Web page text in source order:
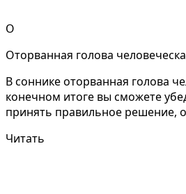
О
Оторванная голова
В соннике оторванная голова
конечном итоге вы сможете
принять правильное решение,
Читать